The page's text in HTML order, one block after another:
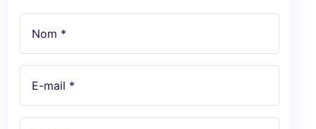
Nom *
E-mail *